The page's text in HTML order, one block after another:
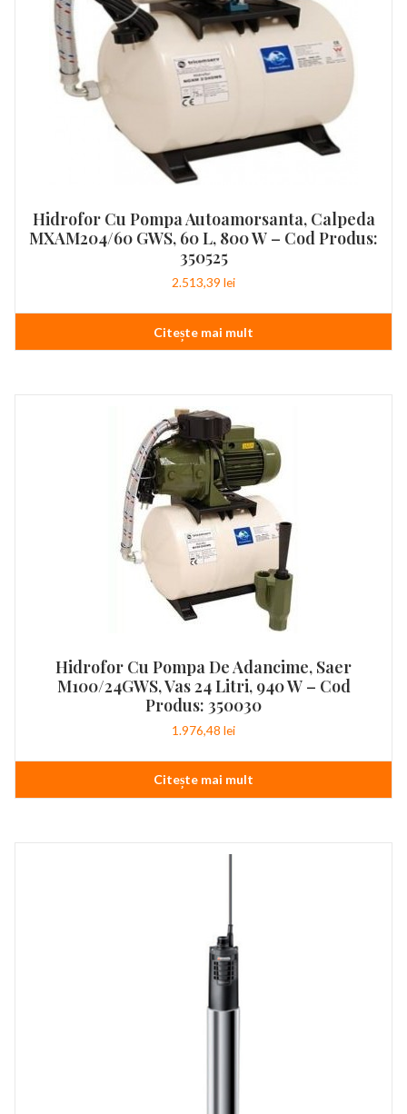
Hidrofor Cu Pompa Autoamorsanta, Calpeda
MXAM204/60 GWS, 60 L, 800 W – Cod Produs:
350525
2.513,39 lei
Citește mai mult
Hidrofor Cu Pompa De Adancime, Saer
M100/24GWS, Vas 24 Litri, 940 W – Cod
Produs: 350030
1.976,48 lei
Citește mai mult